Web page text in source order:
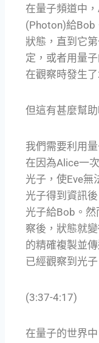
在量子頻道中
(Photon)給Bob
狀態，直到它
定，或者用量
在觀察時發生了
但這有甚麼幫助
我們需要利用
在因為Alice一
光子，使Eve無
光子得到資訊
光子給Bob。
察後，狀態就
的精確複製並
已經觀察到光
(3:37-4:17)
在量子的世界